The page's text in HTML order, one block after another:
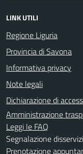
LINK UTILI
Regione Liguria
Provincia di Savona
Informativa privacy
Note legali
Dichiarazione di
Amministrazione
Leggi le FAQ
Segnalazione
Prenotazione